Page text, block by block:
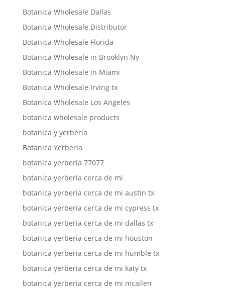
Botanica Wholesale Dallas
Botanica Wholesale Distributor
Botanica Wholesale Florida
Botanica Wholesale in Brooklyn Ny
Botanica Wholesale in Miami
Botanica Wholesale Irving tx
Botanica Wholesale Los Angeles
botanica wholesale products
botanica y yerberia
Botanica Yerberia
botanica yerberia 77077
botanica yerberia cerca de mi
botanica yerberia cerca de mi austin tx
botanica yerberia cerca de mi cypress tx
botanica yerberia cerca de mi dallas tx
botanica yerberia cerca de mi houston
botanica yerberia cerca de mi humble tx
botanica yerberia cerca de mi katy tx
botanica yerberia cerca de mi mcallen